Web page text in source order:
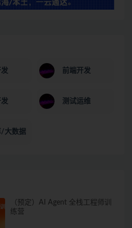
前端开发
测试运维
/大数据
（预定）AI Agent 全栈工程师训
练营